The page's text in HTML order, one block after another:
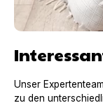
Unser
zu den